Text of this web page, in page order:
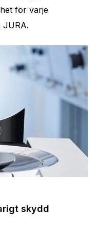
för varje
JURA.
skydd